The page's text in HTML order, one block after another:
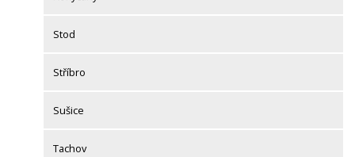
Stod
Stříbro
Sušice
Tachov